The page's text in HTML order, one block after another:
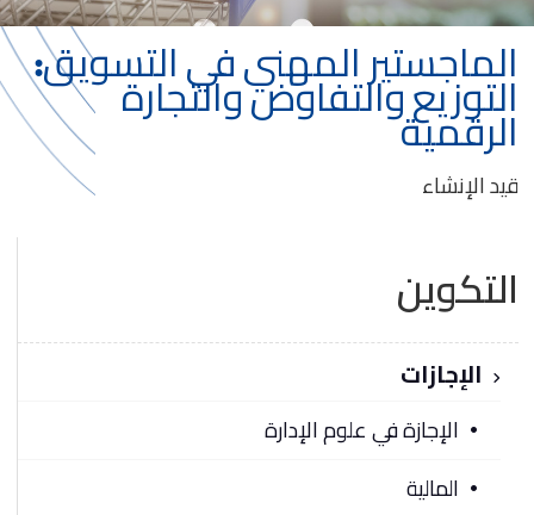
التكوين
الإجازات
الإجازة في علوم الإدارة
المالية
الماجستير المهني في التسويق:
التوزيع والتفاوض والتجارة
الرقمية
قيد الإنشاء